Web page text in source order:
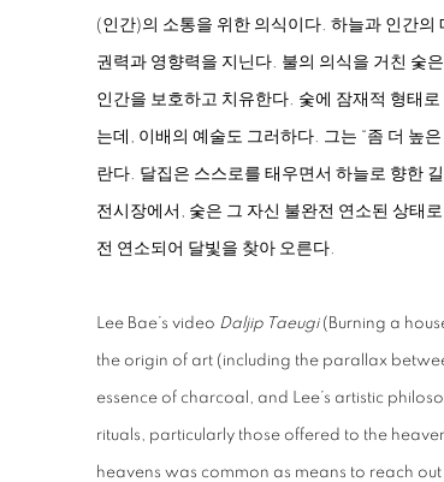
(인간)의 소통을 위한 의식이다. 하늘과 인간의
권력과 영향력을 지닌다. 불의 의식을 거친 숯
인간을 보호하고 치유한다. 숯에 잠재적 형태
는데, 이배의 예술도 그러하다. 그는 “좀 더 높
란다. 달집은 스스로를 태우면서 하늘로 향한
전시장에서, 숯은 그 자신 불완전 연소된 상태
전 연소되어 달빛을 찾아 오른다.
Lee Bae’s video Daljip Taeugi (Burning a
the origin of art (including the parallax
essence of charcoal, and Lee’s artistic
rituals, particularly those offered to the
heavens was common as means to reach